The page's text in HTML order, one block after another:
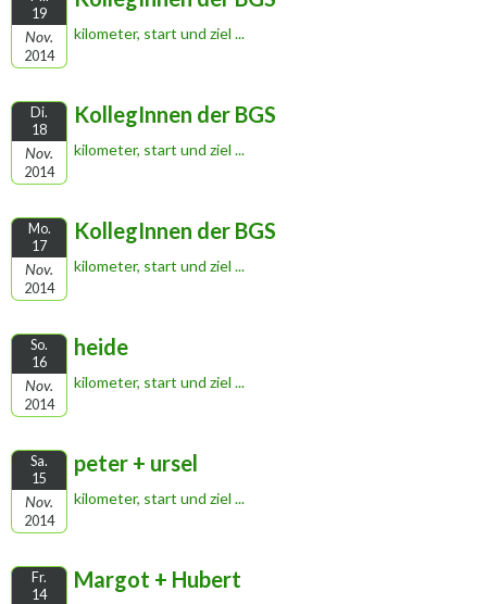
19
Nov.
2014
kilometer, start und ziel ...
Di.
18
Nov.
2014
KollegInnen der BGS
kilometer, start und ziel ...
Mo.
17
Nov.
2014
KollegInnen der BGS
kilometer, start und ziel ...
So.
16
Nov.
2014
heide
kilometer, start und ziel ...
Sa.
15
Nov.
2014
peter + ursel
kilometer, start und ziel ...
Fr.
14
Margot + Hubert